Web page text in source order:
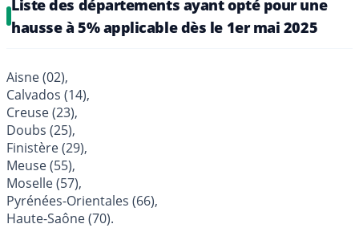
Liste des départements ayant opté pour une
hausse à 5% applicable dès le 1er mai 2025
Aisne (02),
Calvados (14),
Creuse (23),
Doubs (25),
Finistère (29),
Meuse (55),
Moselle (57),
Pyrénées-Orientales (66),
Haute-Saône (70).